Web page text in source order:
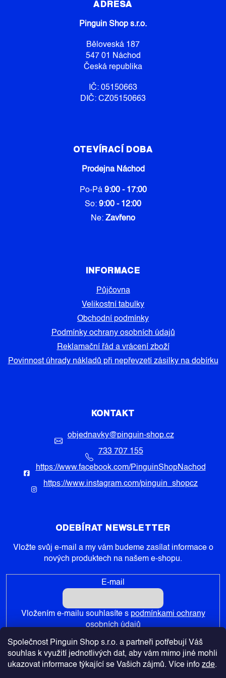
Společnost Pinguin Shop s.r.o. a partneři potřebují Váš
souhlas k využití jednotlivých dat, aby vám mimo jiné mohli
ukazovat informace týkající se Vašich zájmů. Více info zde.
V
P
S
U
ADRESA
Pinguin Shop s.r.o.
Běloveská 187
547 01 Náchod
Česká republika
IČ: 05150663
DIČ: CZ05150663
OTEVÍRACÍ DOBA
Prodejna Náchod
Po-Pá 9:00 - 17:00
So: 9:00 - 12:00
Ne: Zavřeno
INFORMACE
Půjčovna
Velikostní tabulky
Obchodní podmínky
Podmínky ochrany osobních údajů
Reklamační řád a vrácení zboží
Povinnost úhrady nákladů při nepřevzetí zásilky na dobírku
KONTAKT
objednavky@pinguin-shop.cz
733 707 155
https://www.facebook.com/PinguinShopNachod
https://www.instagram.com/pinguin_shopcz
ODEBÍRAT NEWSLETTER
Vložte svůj e-mail a my vám budeme zasílat informace o
nových produktech na našem e-shopu.
E-mail
Vložením e-mailu souhlasíte s podmínkami ochrany
osobních údajů
PŘIHLÁSIT SE